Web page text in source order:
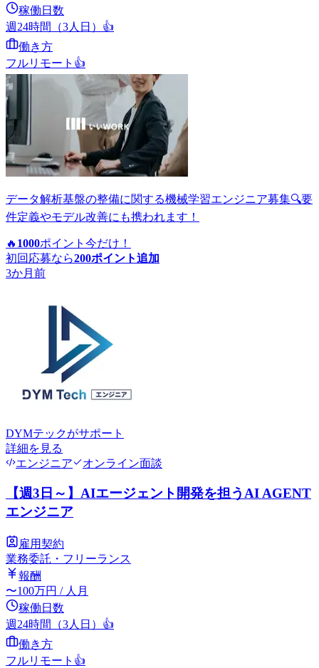
稼働日数
週24時間（3人日） 👍
働き方
フルリモート 👍
データ解析基盤の整備に関する機械学習エンジニア募集🔍要
件定義やモデル改善にも携われます！
🔥 1000ポイント 今だけ！
初回応募なら200ポイント追加
3か月前
DYMテックがサポート
詳細を見る
エンジニア
オンライン面談
【週3日～】AIエージェント開発を担うAI AGENT
エンジニア
雇用契約
業務委託・フリーランス
報酬
〜100万円 / 人月
稼働日数
週24時間（3人日） 👍
働き方
フルリモート 👍